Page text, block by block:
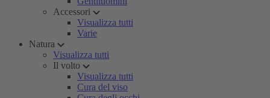
Accessori
Visualizza tutti
Varie
Natura
Visualizza tutti
Il volto
Visualizza tutti
Cura del viso